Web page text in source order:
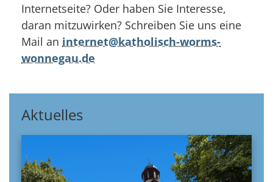
Internetseite? Oder haben Sie Interesse,
daran mitzuwirken? Schreiben Sie uns eine
Mail an internet@katholisch-worms-
wonnegau.de
Aktuelles